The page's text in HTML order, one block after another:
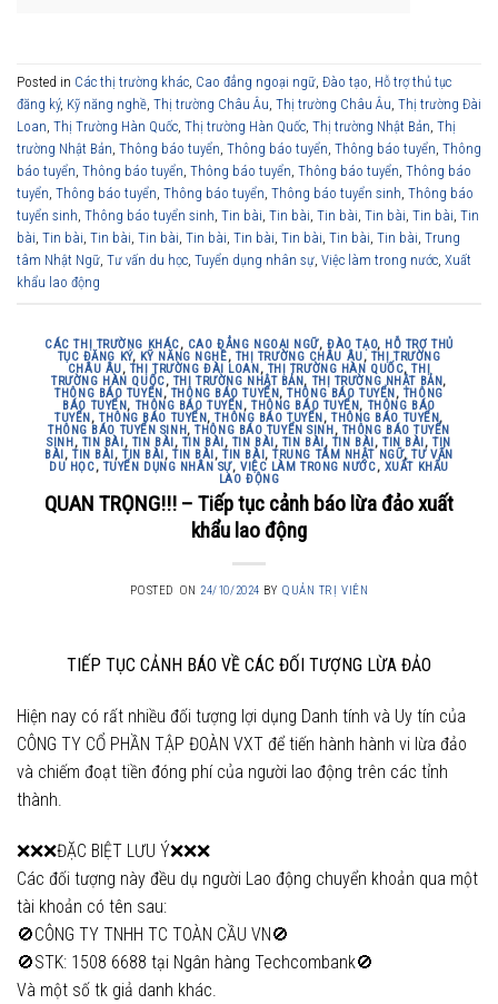
Posted in Các thị trường khác Cao đẳng ngoại ngữ Đào tạo Hỗ trợ thủ tục
đăng ký, Kỹ năng nghề Thị trường Châu Âu Thị trường Châu Âu Thị trường Đài
Loan Thị Trường Hàn Quốc Thị trường Hàn Quốc Thị trường Nhật Bản Thị
trường Nhật Bản Thông báo tuyển Thông báo tuyển Thông báo tuyển Thông
báo tuyển Thông báo tuyển Thông báo tuyển Thông báo tuyển Thông báo
tuyển Thông báo tuyển Thông báo tuyển Thông báo tuyển sinh Thông báo
tuyển sinh Thông báo tuyển sinh Tin bài Tin bài Tin bài Tin bài Tin bài Tin
bài Tin bài Tin bài Tin bài Tin bài Tin bài Tin bài Tin bài Tin bài Trung
tâm Nhật Ngữ Tư vấn du học Tuyển dụng nhân sự Việc làm trong nước Xuất
khẩu lao động
CÁC THỊ TRƯỜNG KHÁC, CAO ĐẲNG NGOẠI NGỮ,ĐÀO TẠO, HỖ TRỢ THỦ
TỤC ĐĂNG KÝ, KỸ NĂNG NGHỀ, THỊ TRƯỜNG CHÂU ÂU, THỊ TRƯỜNG
CHÂU ÂU, THỊ TRƯỜNG ĐÀI LOAN, THỊ TRƯỜNG HÀN QUỐC,THỊ
TRƯỜNG HÀN QUỐC, THỊ TRƯỜNG NHẬT BẢN, THỊ TRƯỜNG NHẬT BẢN,
THÔNG BÁO TUYỂN, THÔNG BÁO TUYỂN,THÔNG BÁO TUYỂN, THÔNG
BÁO TUYỂN, THÔNG BÁO TUYỂN,THÔNG BÁO TUYỂN, THÔNG BÁO
TUYỂN, THÔNG BÁO TUYỂN,THÔNG BÁO TUYỂN,THÔNG BÁO TUYỂN,
THÔNG BÁO TUYỂN SINH,THÔNG BÁO TUYỂN SINH, THÔNG BÁO TUYỂN
SINH, TIN BÀI, TIN BÀI, TIN BÀI, TIN BÀI, TIN BÀI, TIN BÀI, TIN BÀI, TIN
BÀI,TIN BÀI,TIN BÀI,TIN BÀI,TIN BÀI,TRUNG TÂM NHẬT NGỮ,TƯ VẤN
DU HỌC, TUYỂN DỤNG NHÂN SỰ, VIỆC LÀM TRONG NƯỚC, XUẤT KHẨU
LAO ĐỘNG
QUAN TRỌNG!!! – Tiếp tục cảnh báo lừa đảo xuất
khẩu lao động
POSTED ON24/10/2024 BY QUẢN TRỊ VIÊN
TIẾP TỤC CẢNH BÁO VỀ CÁC ĐỐI TƯỢNG LỪA ĐẢO
Hiện nay có rất nhiều đối tượng lợi dụng Danh tính và Uy tín của
CÔNG TY CỔ PHẦN TẬP ĐOÀN VXT để tiến hành hành vi lừa đảo
và chiếm đoạt tiền đóng phí của người lao động trên các tỉnh
thành.
❌❌❌ĐẶC BIỆT LƯU Ý❌❌❌
Các đối tượng này đều dụ người Lao động chuyển khoản qua một
tài khoản có tên sau:
🚫CÔNG TY TNHH TC TOÀN CẦU VN🚫
🚫STK: 1508 6688 tại Ngân hàng Techcombank🚫
Và một số tk giả danh khác.